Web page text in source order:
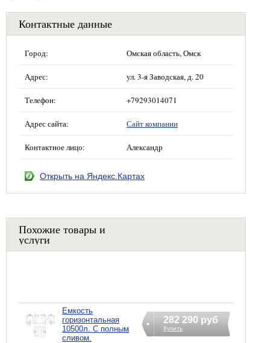
Контактные данные
Город: Омская область, Омск
Адрес: ул. 3-я Заводская, д. 20
Телефон: +79293014071
Адрес сайта: Сайт компании
Контактное лицо: Александр
Открыть на Яндекс.Картах
Похожие товары и
услуги
Емкость
горизонтальная
10500л. С полным
сливом.
282 290 руб
Купить